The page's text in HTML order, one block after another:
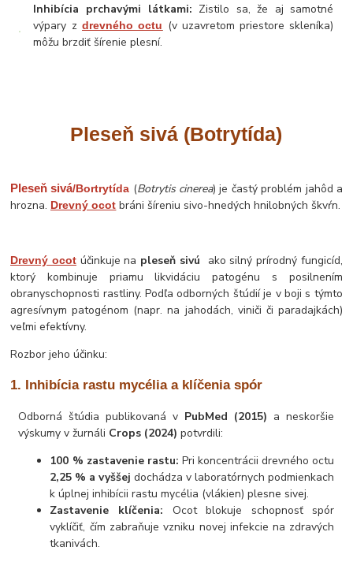
Inhibícia prchavými látkami: Zistilo sa, že aj samotné
výpary zdrevného octu (v uzavretom priestore skleníka)
môžu brzdiť šírenie plesní.
Pleseň sivá (Botrytída)
Pleseň sivá/Bortrytída (Botrytis cinerea) je častý problém jahôd a
hrozna. Drevný ocot bráni šíreniu sivo-hnedých hnilobných škvŕn.
Drevný ocotúčinkuje na pleseň sivú ako silný prírodný fungicíd,
ktorý kombinuje priamu likvidáciu patogénu s posilnením
obranyschopnosti rastliny. Podľa odborných štúdií je v boji s týmto
agresívnym patogénom (napr. na jahodách, viniči či paradajkách)
veľmi efektívny.
Rozbor jeho účinku:
1. Inhibícia rastu mycélia a klíčenia spór
Odborná štúdia publikovaná v PubMed (2015) a neskoršie
výskumy v žurnáli Crops (2024) potvrdili:
100 % zastavenie rastu: Pri koncentrácii drevného octu
2,25 % a vyššej dochádza v laboratórnych podmienkach
k úplnej inhibícii rastu mycélia (vlákien) plesne sivej.
Zastavenie klíčenia: Ocot blokuje schopnosť spór
vyklíčiť, čím zabraňuje vzniku novej infekcie na zdravých
tkanivách.